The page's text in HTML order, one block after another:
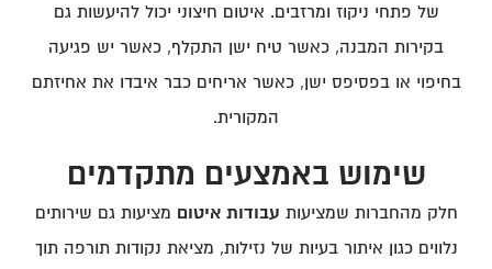
של פתחי ניקוז ומרזבים. איטום חיצוני יכול להיעשות גם
בקירות המבנה, כאשר טיח ישן התקלף, כאשר יש פגיעה
בחיפוי או בפסיפס ישן, כאשר אריחים כבר איבדו את אחיזתם
המקורית.
שימוש באמצעים מתקדמים
חלק מהחברות שמציעות עבודות איטום מציעות גם שירותים
נלווים כגון איתור בעיות של נזילות, מציאת נקודות תורפה תוך